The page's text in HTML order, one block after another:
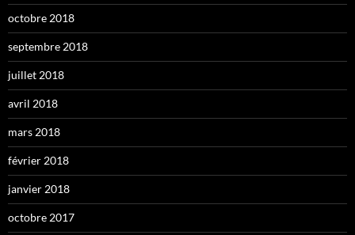
octobre 2018
septembre 2018
juillet 2018
avril 2018
mars 2018
février 2018
janvier 2018
octobre 2017